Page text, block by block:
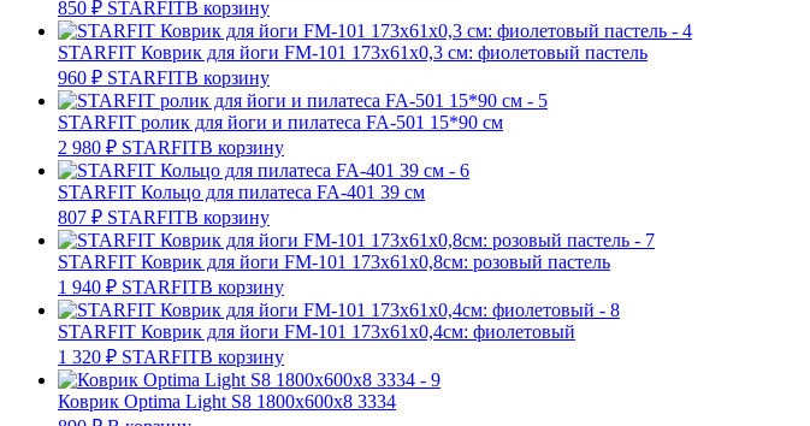
850 ₽ STARFITВ корзину
STARFIT Коврик для йоги FM-101 173x61x0,3 см: фиолетовый пастель
960 ₽ STARFITВ корзину
STARFIT ролик для йоги и пилатеса FA-501 15*90 см
2 980 ₽ STARFITВ корзину
STARFIT Кольцо для пилатеса FA-401 39 см
807 ₽ STARFITВ корзину
STARFIT Коврик для йоги FM-101 173х61х0,8см: розовый пастель
1 940 ₽ STARFITВ корзину
STARFIT Коврик для йоги FM-101 173х61х0,4см: фиолетовый
1 320 ₽ STARFITВ корзину
Коврик Optima Light S8 1800х600х8 3334